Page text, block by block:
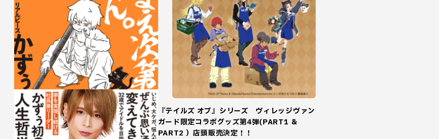
『テイルズ オブ』シリーズ ヴィレッジヴァン
ガード限定コラボグッズ第4弾(PART1 ＆
PART2 ）店頭販売決定！！